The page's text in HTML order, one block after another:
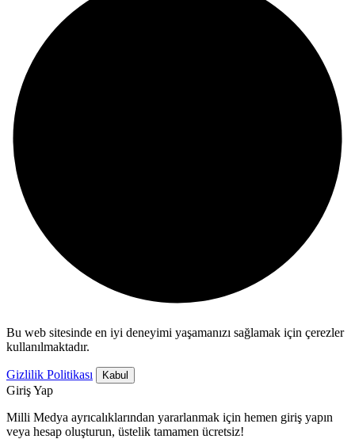
Bu web sitesinde en iyi deneyimi yaşamanızı sağlamak için çerezler
kullanılmaktadır.
Gizlilik Politikası Kabul
Giriş Yap
Milli Medya ayrıcalıklarından yararlanmak için hemen giriş yapın
veya hesap oluşturun, üstelik tamamen ücretsiz!